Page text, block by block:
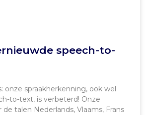
speech-to-
onze spraakherkenning, ook wel
to-text, is verbeterd! Onze
talen Nederlands, Vlaams, Frans